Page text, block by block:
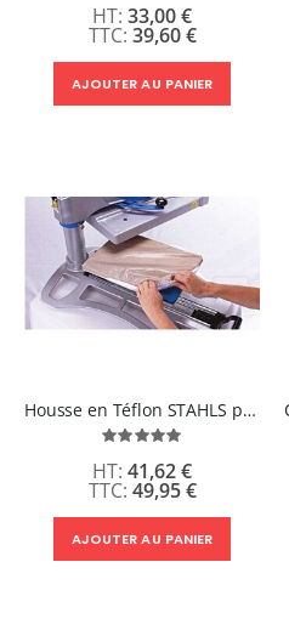
39,60 €
33,00 €
AJOUTER AU PANIER
Housse en Téflon STAHLS pour Plateau Inférieur Presse à Chaud
Évaluation:
49,95 €
41,62 €
AJOUTER AU PANIER